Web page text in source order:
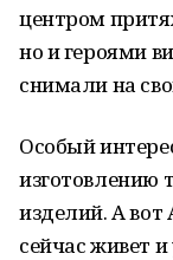
центром
но и героями
снимали на
Особый
изготовлению
изделий. А вот
сейчас живет